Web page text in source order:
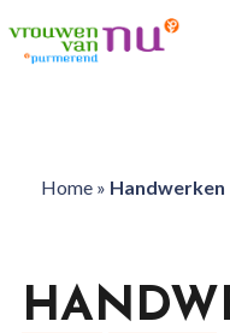
Home» Handwerken